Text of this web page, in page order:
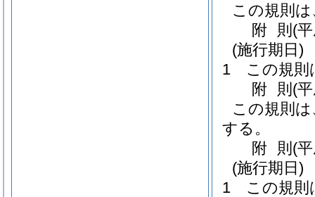
この規則
附 則 (
(施行期日)
1
この規則
附 則 (
この規則
する。
附 則 (
(施行期日)
1
この規則